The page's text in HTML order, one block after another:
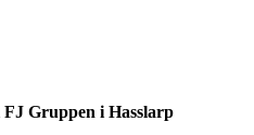
Gruppen i Hasslarp